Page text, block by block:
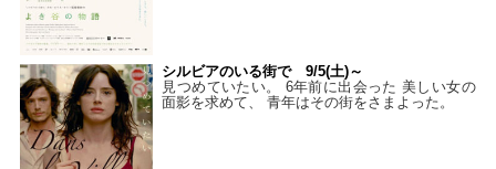
シルビアのいる街で 9/5(土)～
見つめていたい。 6年前に出会った 美しい女の
面影を求めて、 青年はその街をさまよった。